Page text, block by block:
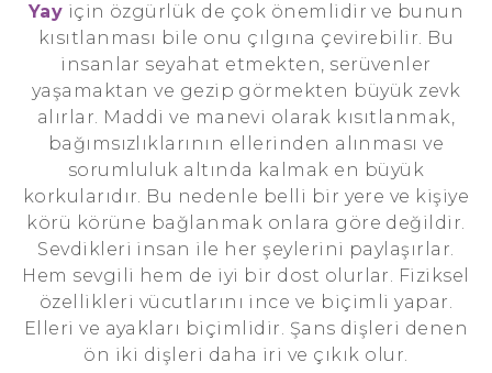
Yay için özgürlük de çok önemlidir ve bunun
kısıtlanması bile onu çılgına çevirebilir. Bu
insanlar seyahat etmekten, serüvenler
yaşamaktan ve gezip görmekten büyük zevk
alırlar. Maddi ve manevi olarak kısıtlanmak,
bağımsızlıklarının ellerinden alınması ve
sorumluluk altında kalmak en büyük
korkularıdır. Bu nedenle belli bir yere ve kişiye
körü körüne bağlanmak onlara göre değildir.
Sevdikleri insan ile her şeylerini paylaşırlar.
Hem sevgili hem de iyi bir dost olurlar. Fiziksel
özellikleri vücutlarını ince ve biçimli yapar.
Elleri ve ayakları biçimlidir. Şans dişleri denen
ön iki dişleri daha iri ve çıkık olur.